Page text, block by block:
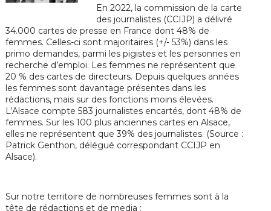
En 2022, la commission de la carte
des journalistes (CCIJP) a délivré
34.000 cartes de presse en France dont 48% de
femmes. Celles-ci sont majoritaires (+/- 53%) dans les
primo demandes, parmi les pigistes et les personnes en
recherche d’emploi. Les femmes ne représentent que
20 % des cartes de directeurs. Depuis quelques années
les femmes sont davantage présentes dans les
rédactions, mais sur des fonctions moins élevées.
L’Alsace compte 583 journalistes encartés, dont 48% de
femmes. Sur les 100 plus anciennes cartes en Alsace,
elles ne représentent que 39% des journalistes. (Source :
Patrick Genthon, délégué correspondant CCIJP en
Alsace).
Sur notre territoire de nombreuses femmes sont à la
tête de rédactions et de media :